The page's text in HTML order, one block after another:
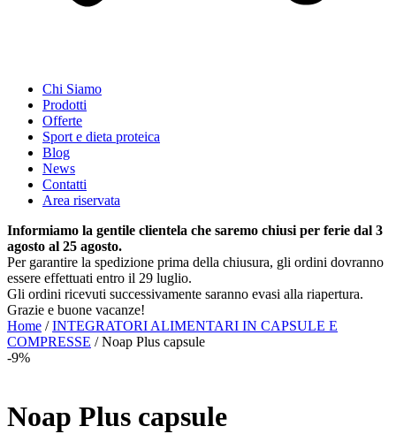
Chi Siamo
Prodotti
Offerte
Sport e dieta proteica
Blog
News
Contatti
Area riservata
Informiamo la gentile clientela che saremo chiusi per ferie dal 3
agosto al 25 agosto.
Per garantire la spedizione prima della chiusura, gli ordini dovranno
essere effettuati entro il 29 luglio.
Gli ordini ricevuti successivamente saranno evasi alla riapertura.
Grazie e buone vacanze!
Home /INTEGRATORI ALIMENTARI IN CAPSULE E
COMPRESSE / Noap Plus capsule
-9%
Noap Plus capsule